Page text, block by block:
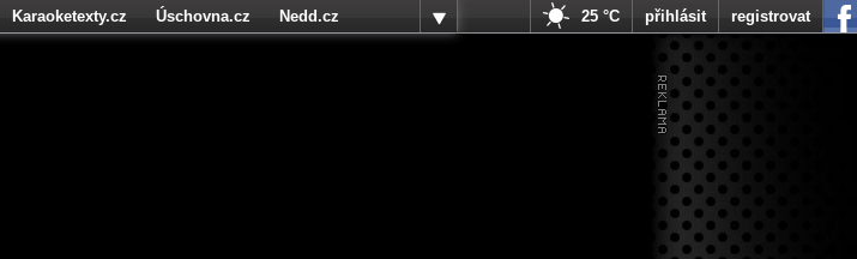
Karaoketexty.cz Úschovna.cz
Nedd.cz
25 °C přihlásit registrovat